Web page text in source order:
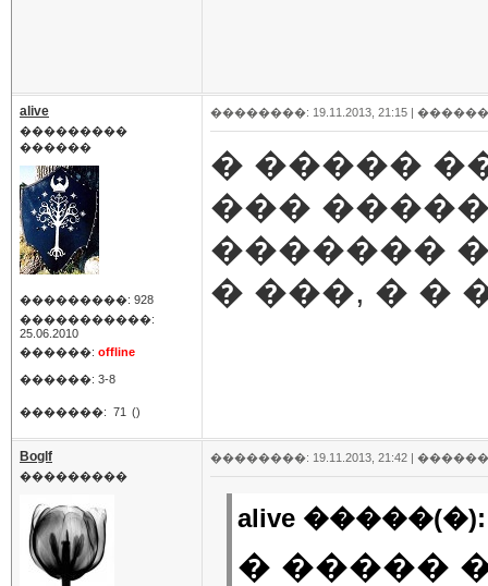
alive
���������
������
���������: 928
�����������:
25.06.2010
������: offline
������: 3-8
�������: 71 ()
��������: 19.11.2013, 21:15 |
� �����
���
�������
� ���, � �
Boglf
���������
��������: 19.11.2013, 21:42 |
alive �����(�):
� �����